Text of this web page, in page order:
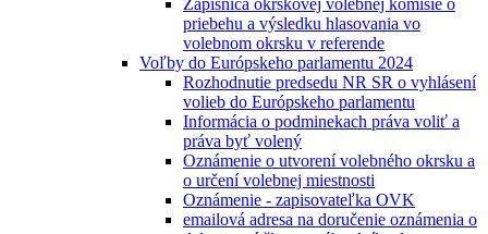
Zápisnica okrskovej volebnej komisie o
priebehu a výsledku hlasovania vo
volebnom okrsku v referende
Voľby do Európskeho parlamentu 2024
Rozhodnutie predsedu NR SR o vyhlásení
volieb do Európskeho parlamentu
Informácia o podminekach práva voliť a
práva byť volený
Oznámenie o utvorení volebného okrsku a
o určení volebnej miestnosti
Oznámenie - zapisovateľka OVK
emailová adresa na doručenie oznámenia o